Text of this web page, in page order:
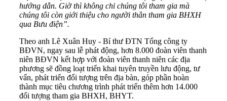
hướng dẫn. Giờ thì không chỉ chúng tôi tham gia mà
chúng tôi còn giới thiệu cho người thân tham gia BHXH
qua Bưu điện”.
Theo anh Lê Xuân Huy - Bí thư ĐTN Tổng công ty
BĐVN, ngay sau lễ phát động, hơn 8.000 đoàn viên thanh
niên BĐVN kết hợp với đoàn viên thanh niên các địa
phương sẽ đồng loạt triển khai tuyên truyền lưu động, tư
vấn, phát triển đối tượng trên địa bàn, góp phần hoàn
thành mục tiêu chương trình phát triển thêm hơn 14.000
đối tượng tham gia BHXH, BHYT.